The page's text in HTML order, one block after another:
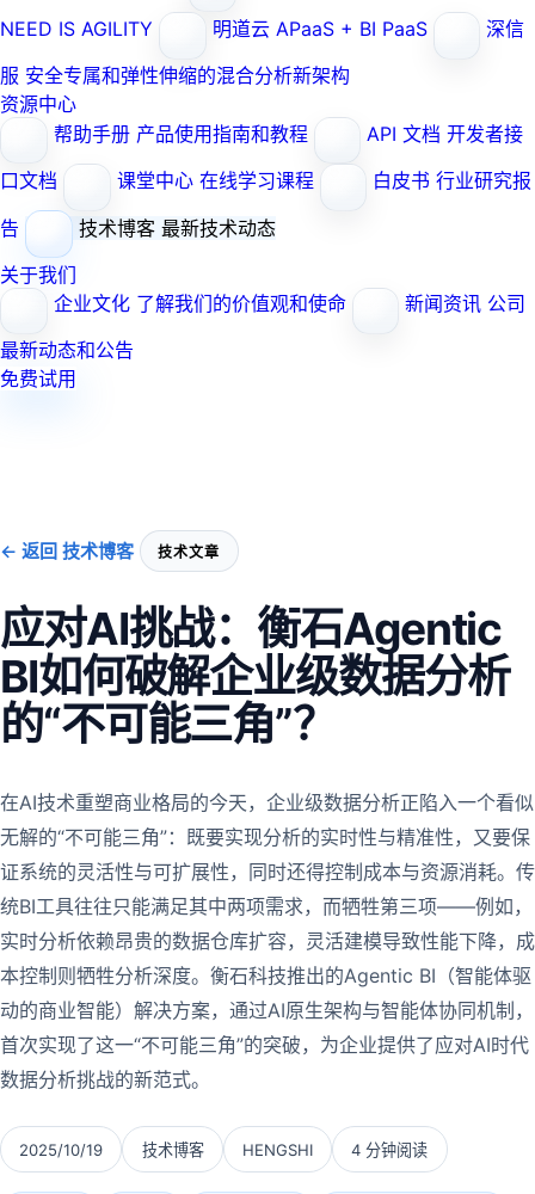
NEED IS AGILITY
明道云 APaaS + BI PaaS
深信
服 安全专属和弹性伸缩的混合分析新架构
资源中心
帮助手册 产品使用指南和教程 API 文档 开发者接
口文档
课堂中心 在线学习课程 白皮书 行业研究报
告
技术博客 最新技术动态
关于我们
企业文化 了解我们的价值观和使命 新闻资讯 公司
最新动态和公告
免费试用
← 返回 技术博客 技术文章
应对AI挑战：衡石Agentic
BI如何破解企业级数据分析
的“不可能三角”？
在AI技术重塑商业格局的今天，企业级数据分析正陷入一个看似
无解的“不可能三角”：既要实现分析的实时性与精准性，又要保
证系统的灵活性与可扩展性，同时还得控制成本与资源消耗。传
统BI工具往往只能满足其中两项需求，而牺牲第三项——例如，
实时分析依赖昂贵的数据仓库扩容，灵活建模导致性能下降，成
本控制则牺牲分析深度。衡石科技推出的Agentic BI（智能体驱
动的商业智能）解决方案，通过AI原生架构与智能体协同机制，
首次实现了这一“不可能三角”的突破，为企业提供了应对AI时代
数据分析挑战的新范式。
2025/10/19 技术博客 HENGSHI 4 分钟阅读